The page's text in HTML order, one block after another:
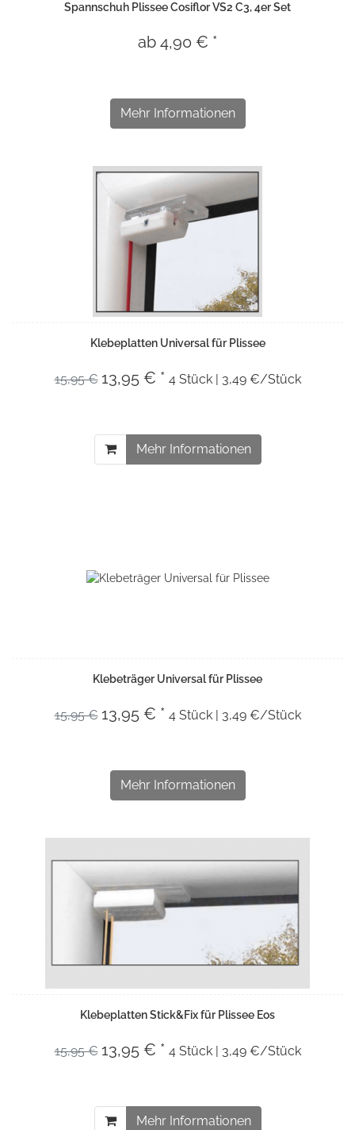
Spannschuh Plissee Cosiflor VS2 C3, 4er Set
ab 4,90 € *
Mehr Informationen
Klebeplatten Universal für Plissee
15,95 € 13,95 € * 4 Stück | 3,49 €/Stück
Mehr Informationen
Klebeträger Universal für Plissee
15,95 € 13,95 € * 4 Stück | 3,49 €/Stück
Mehr Informationen
Klebeplatten Stick&Fix für Plissee Eos
15,95 € 13,95 € * 4 Stück | 3,49 €/Stück
Mehr Informationen